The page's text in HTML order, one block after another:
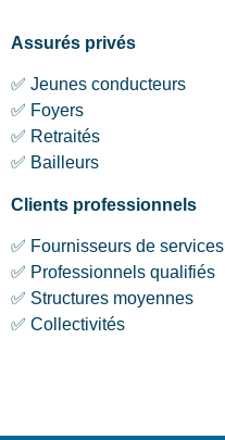
Assurés privés
✅ Jeunes conducteurs
✅ Foyers
✅ Retraités
✅ Bailleurs
Clients professionnels
✅ Fournisseurs de services
✅ Professionnels qualifiés
✅ Structures moyennes
✅ Collectivités